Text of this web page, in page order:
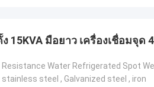
15KVA มือยาว เครื่องเชื่อมจุด
Resistance Water Refrigerated Spot
stainless steel , Galvanized steel , iron